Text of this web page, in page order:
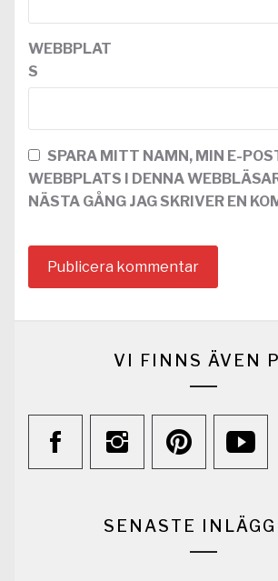
WEBBPLAT
S
SPARA MITT NAMN, MIN E-
WEBBPLATS I DENNA
NÄSTA GÅNG JAG SKRIVER EN
VI FINNS ÄVEN
SENASTE